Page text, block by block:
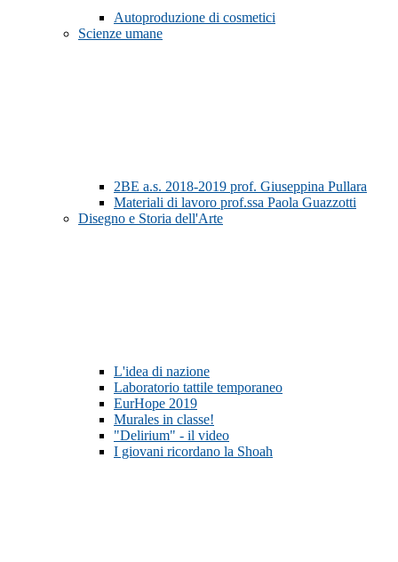
Autoproduzione di cosmetici
Scienze umane
2BE a.s. 2018-2019 prof. Giuseppina Pullara
Materiali di lavoro prof.ssa Paola Guazzotti
Disegno e Storia dell'Arte
L'idea di nazione
Laboratorio tattile temporaneo
EurHope 2019
Murales in classe!
"Delirium" - il video
I giovani ricordano la Shoah